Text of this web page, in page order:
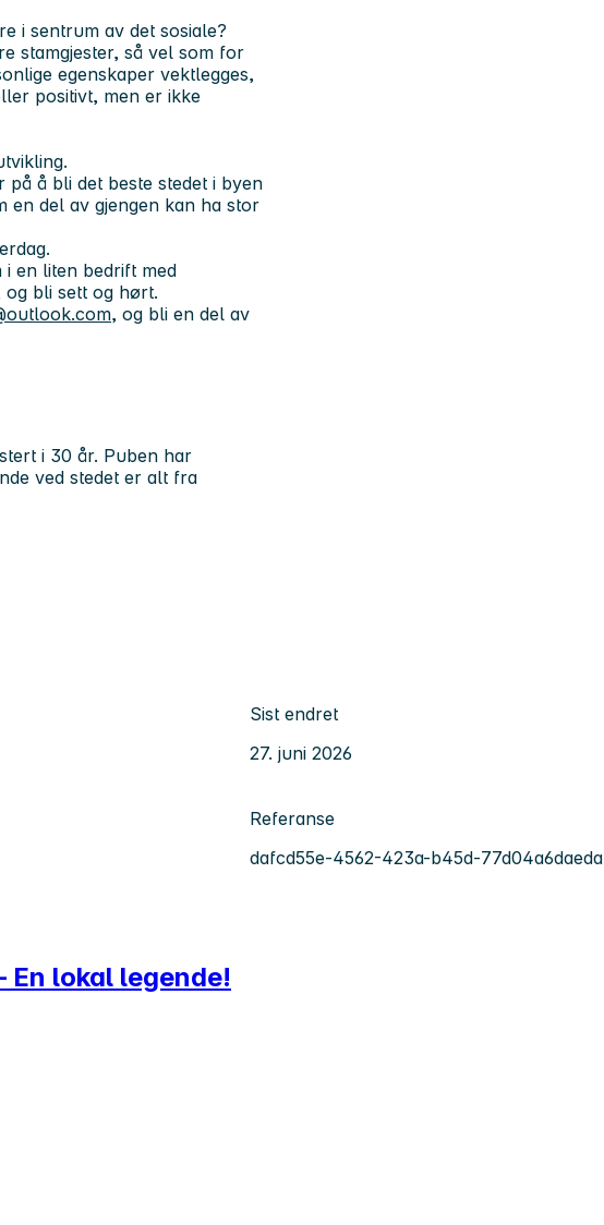
i sentrum av det sosiale?
stamgjester, så vel som for
egenskaper vektlegges,
positivt, men er ikke
å bli det beste stedet i byen
en del av gjengen kan ha stor
en liten bedrift med
bli sett og hørt.
, og bli en del av
i 30 år. Puben har
ved stedet er alt fra
Sist endret
27. juni 2026
Referanse
dafcd55e-4562-423a-b45d-77d04a6daeda
En lokal legende!